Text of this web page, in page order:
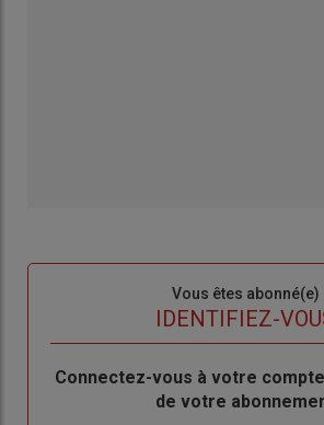
Vous êtes abonné(e)
IDENTIFIEZ-
Body
Connectez-vous à votre
de votre